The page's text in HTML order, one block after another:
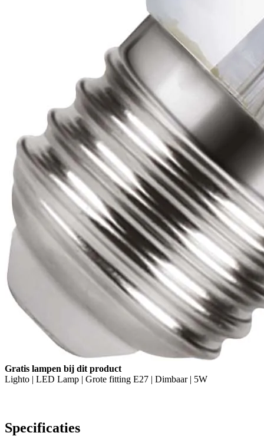
Gratis lampen bij dit product
Lighto | LED Lamp | Grote fitting E27 | Dimbaar | 5W
Specificaties